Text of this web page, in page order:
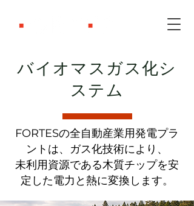
バイオマスガス化シ
ステム
FORTESの全自動産業用発電プラ
ントは、ガス化技術により、
未利用資源である木質チップを安
定した電力と熱に変換します。